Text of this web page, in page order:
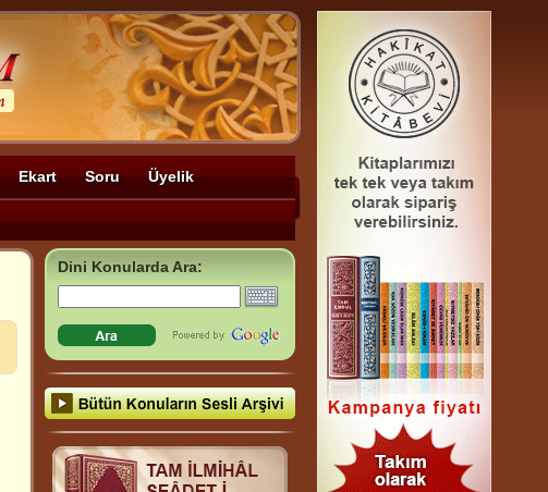
Ekart Soru Üyelik
Dini Konularda Ara: